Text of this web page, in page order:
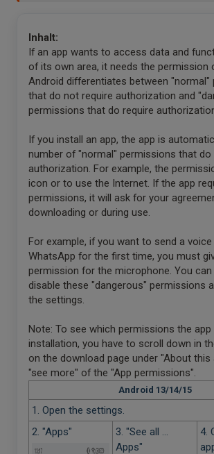
Inhalt:
If an app wants to access data and
of its own area, it needs the permission
Android differentiates between "normal"
that do not require authorization and
permissions that do require
If you install an app, the app is
number of "normal" permissions that do
authorization. For example, the
icon or to use the Internet. If the app
permissions, it will ask for your
downloading or during use.
For example, if you want to send a
WhatsApp for the first time, you must
permission for the microphone. You
disable these "dangerous" permissions
the settings.
Note: To see which permissions the
installation, you have to scroll down in
on the download page under "About this
"see more" of the "App permissions".
Android 13/14/15
1. Open the settings.
2. "Apps"
3. "See all ...
Apps"
4.